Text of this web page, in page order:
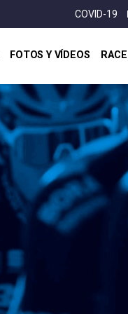
User
account
COVID-19
FOTOS Y VÍDEOS